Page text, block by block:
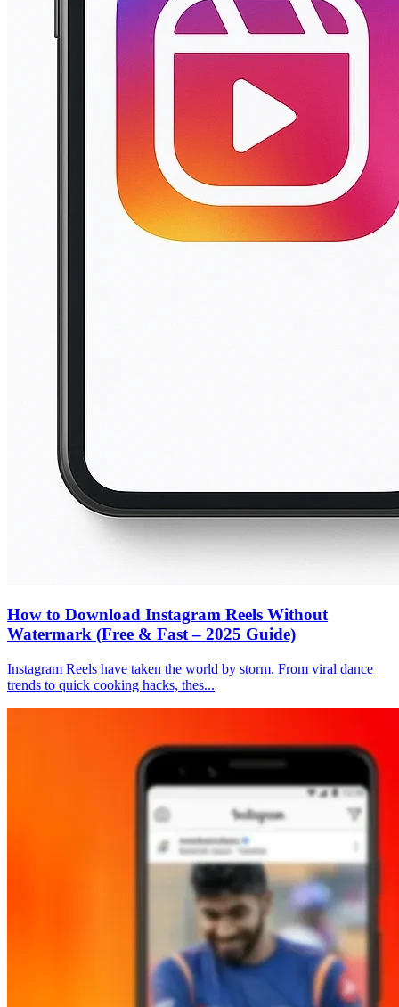
How to Download Instagram Reels Without
Watermark (Free & Fast – 2025 Guide)
Instagram Reels have taken the world by storm. From viral dance
trends to quick cooking hacks, thes...